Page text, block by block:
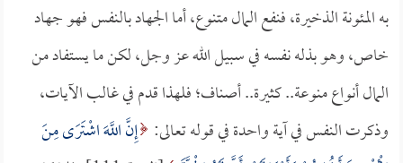
به المئونة الذخيرة، فنفع المال متنوع، أما الجهاد بالنفس فهو جهاد
خاص، وهو بذله نفسه في سبيل الله عز وجل، لكن ما يستفاد من
المال أنواع منوعة.. كثيرة.. أصناف؛ فلهذا قدم في غالب الآيات،
وذكرت النفس في آية واحدة في قوله تعالى: إِنَّ اللَّهَ اشْتَرَى مِنَ